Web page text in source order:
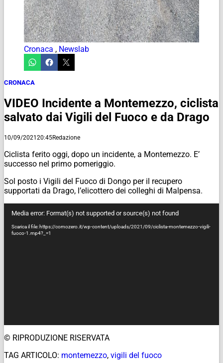
Cronaca , Newslab
CRONACA
VIDEO Incidente a Montemezzo, ciclista
salvato dai Vigili del Fuoco e da Drago
10/09/202120:45Redazione
Ciclista ferito oggi, dopo un incidente, a Montemezzo. E’
successo nel primo pomeriggio.
Sol posto i Vigili del Fuoco di Dongo per il recupero
supportati da Drago, l’elicottero dei colleghi di Malpensa.
Player
Media error: Format(s) not supported or source(s) not found
Scarica il file: https://comozero.it/wp-content/uploads/2021/09/ciclista-montemezzo-vigili-
fuoco-1.mp4?_=1
© RIPRODUZIONE RISERVATA
TAG ARTICOLO: montemezzo, vigili del fuoco